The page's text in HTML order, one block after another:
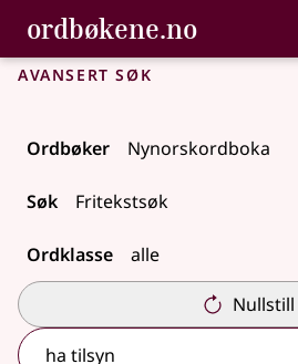
Gå til hovudinnhald
Tilgjenge
ordbøkene.no,
Bokmålsordboka og Nynorskordboka
Avansert søk
Ordbøker
Søk
Ordklasse
Nullstill